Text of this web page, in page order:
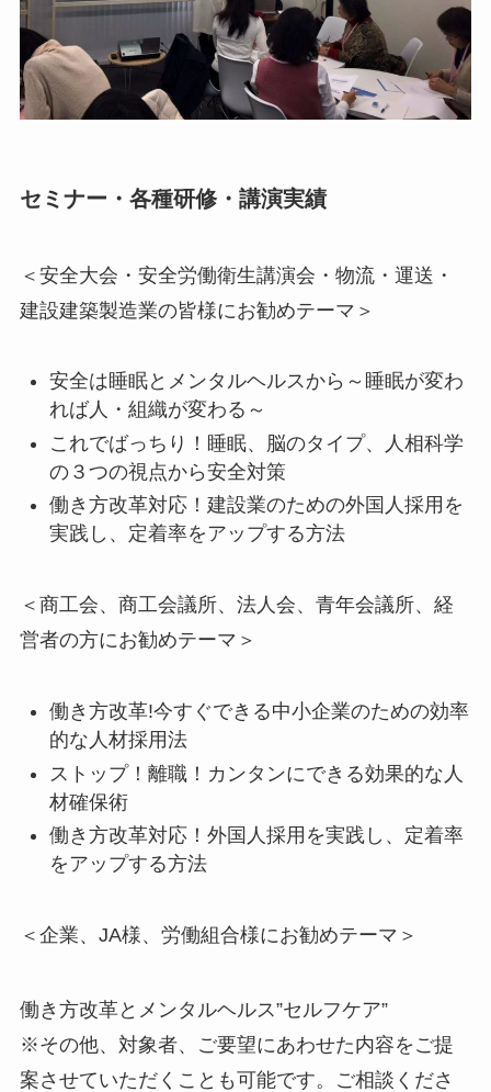
セミナー・各種研修・講演実績
＜安全大会・安全労働衛生講演会・物流・運送・
建設建築製造業の皆様にお勧めテーマ＞
安全は睡眠とメンタルヘルスから～睡眠が変わ
れば人・組織が変わる～
これでばっちり！睡眠、脳のタイプ、人相科学
の３つの視点から安全対策
働き方改革対応！建設業のための外国人採用を
実践し、定着率をアップする方法
＜商工会、商工会議所、法人会、青年会議所、経
営者の方にお勧めテーマ＞
働き方改革!今すぐできる中小企業のための効率
的な人材採用法
ストップ！離職！カンタンにできる効果的な人
材確保術
働き方改革対応！外国人採用を実践し、定着率
をアップする方法
＜企業、JA様、労働組合様にお勧めテーマ＞
働き方改革とメンタルヘルス”セルフケア”
※その他、対象者、ご要望にあわせた内容をご提
案させていただくことも可能です。ご相談くださ